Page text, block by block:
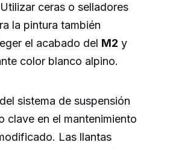
ceras o selladores
la pintura también
el acabado del M2 y
color blanco alpino.
sistema de suspensión
clave en el mantenimiento
Las llantas